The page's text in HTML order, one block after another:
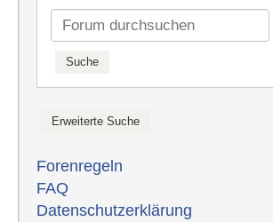
Forenregeln
FAQ
Datenschutzerklärung